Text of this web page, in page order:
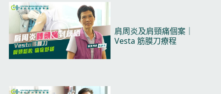
P
l
a
y
d
肩周炎及肩頸痛個案｜
Vesta 筋膜刀療程​
g
e
P
a
g
e
g
e
g
e
g
e